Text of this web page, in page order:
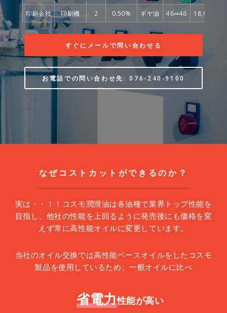
印刷会社 印刷機 2 0.50% ギヤ油 46⇒46
すぐにメールで問い合わせる
お電話での問い合わせ先: 076-240-9100
なぜコストカットができるのか？
実は・・！！ コスモ潤滑油は各油種で業界トップ性能を
目指し、他社の性能を上回るように発売後にも価格を変
えず常に高性能オイルに変更しています。
当社のオイル交換では高性能ベースオイルをしたコスモ
製品を使用しているため、一般オイルに比べ
省電力性能が高い